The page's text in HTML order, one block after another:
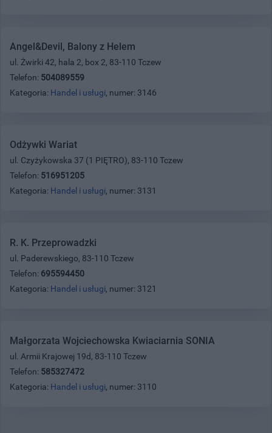
Angel&Devil, Balony z Helem
ul. Żwirki 42, hala 2, box 2, 83-110 Tczew
Telefon: 504089559
Kategoria: Handel i usługi, numer: 3146
Odżywki Wariat
ul. Czyżykowska 37 (1 PIĘTRO), 83-110 Tczew
Telefon: 516951205
Kategoria: Handel i usługi, numer: 3131
R. K. Przeprowadzki
ul. Paderewskiego, 83-110 Tczew
Telefon: 695594450
Kategoria: Handel i usługi, numer: 3121
Małgorzata Wojciechowska Kwiaciarnia SONIA
ul. Armii Krajowej 19d, 83-110 Tczew
Telefon: 585327472
Kategoria: Handel i usługi, numer: 3110